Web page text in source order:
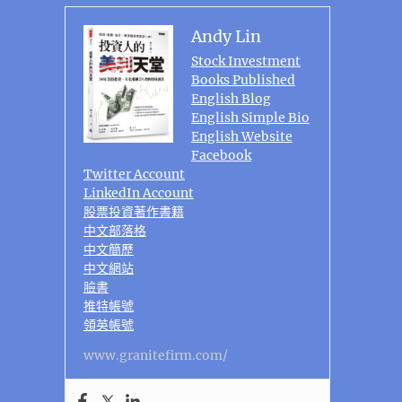
Andy Lin
Stock Investment
Books Published
English Blog
English Simple Bio
English Website
Facebook
Twitter Account
LinkedIn Account
股票投資著作書籍
中文部落格
中文簡歷
中文網站
臉書
推特帳號
領英帳號
www.granitefirm.com/